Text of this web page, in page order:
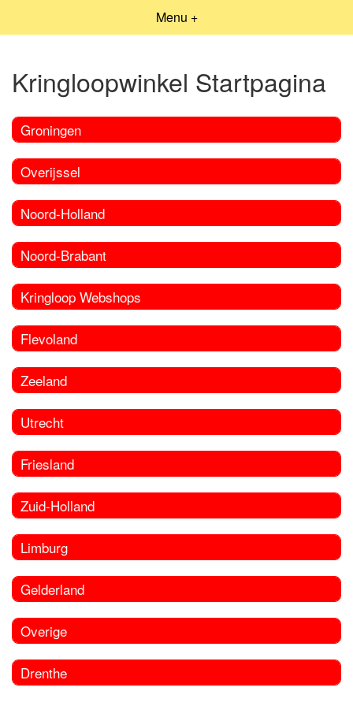
Menu +
Kringloopwinkel Startpagina
Groningen
Overijssel
Noord-Holland
Noord-Brabant
Kringloop Webshops
Flevoland
Zeeland
Utrecht
Friesland
Zuid-Holland
Limburg
Gelderland
Overige
Drenthe